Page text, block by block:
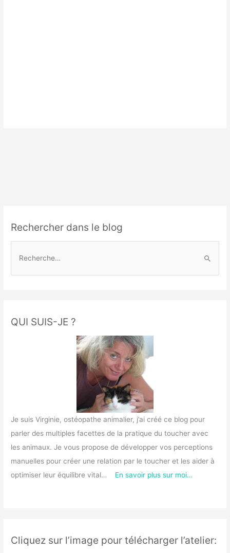
Rechercher dans le blog
c
r
QUI SUIS-JE ?
Je suis Virginie, ostéopathe animalier, j’ai créé ce blog pour
parler des multiples facettes de la pratique du toucher avec
les animaux. Je vous propose de développer vos perceptions
manuelles pour créer une relation par le toucher et les aider à
optimiser leur équilibre vital… En savoir plus sur moi…
Cliquez sur l’image pour télécharger l’atelier: